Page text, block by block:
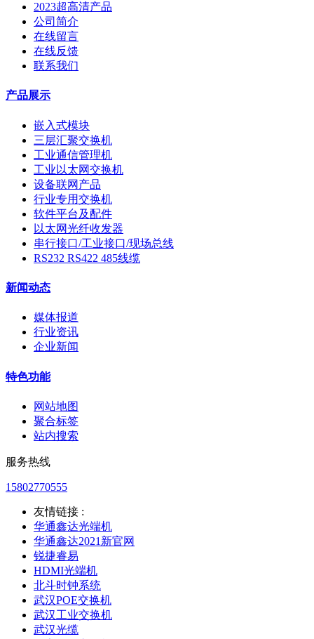
2023超高清产品
公司简介
在线留言
在线反馈
联系我们
产品展示
嵌入式模块
三层汇聚交换机
工业通信管理机
工业以太网交换机
设备联网产品
行业专用交换机
软件平台及配件
以太网光纤收发器
串行接口/工业接口/现场总线
RS232 RS422 485线缆
新闻动态
媒体报道
行业资讯
企业新闻
特色功能
网站地图
聚合标签
站内搜索
服务热线
15802770555
友情链接 :
华通鑫达光端机
华通鑫达2021新官网
锐捷睿易
HDMI光端机
北斗时钟系统
武汉POE交换机
武汉工业交换机
武汉光缆